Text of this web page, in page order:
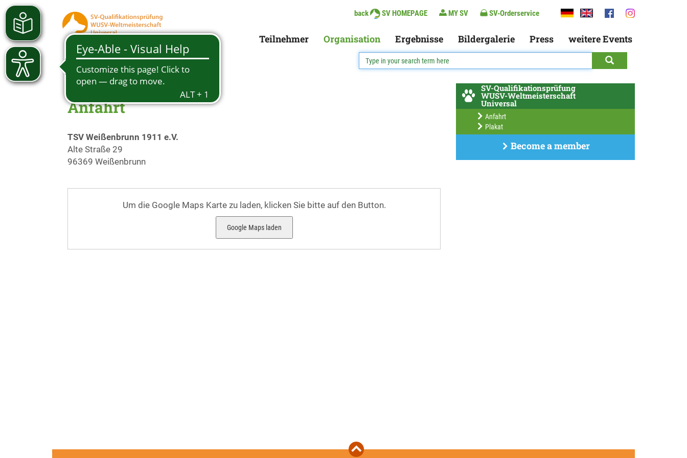
back SV HOMEPAGE MY SV SV-Orderservice
Teilnehmer Organisation Ergebnisse Bildergalerie Press weitere Events
Anfahrt
TSV Weißenbrunn 1911 e.V.
Alte Straße 29
96369 Weißenbrunn
Um die Google Maps Karte zu laden, klicken Sie bitte auf den Button.
Google Maps laden
SV-Qualifikationsprüfung
WUSV-Weltmeisterschaft
Universal
Anfahrt
Plakat
Become a member